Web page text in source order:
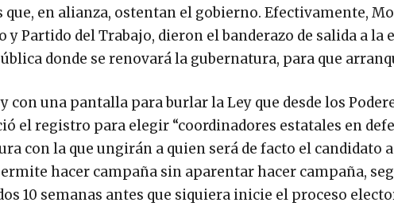
en alianza, ostentan el gobierno. Efectivamente,
y Partido del Trabajo, dieron el banderazo de salida a la
donde se renovará la gubernatura, para que
con una pantalla para burlar la Ley que desde los
el registro para elegir “coordinadores estatales en
con la que ungirán a quien será de facto el candidato
hacer campaña sin aparentar hacer campaña,
10 semanas antes que siquiera inicie el proceso